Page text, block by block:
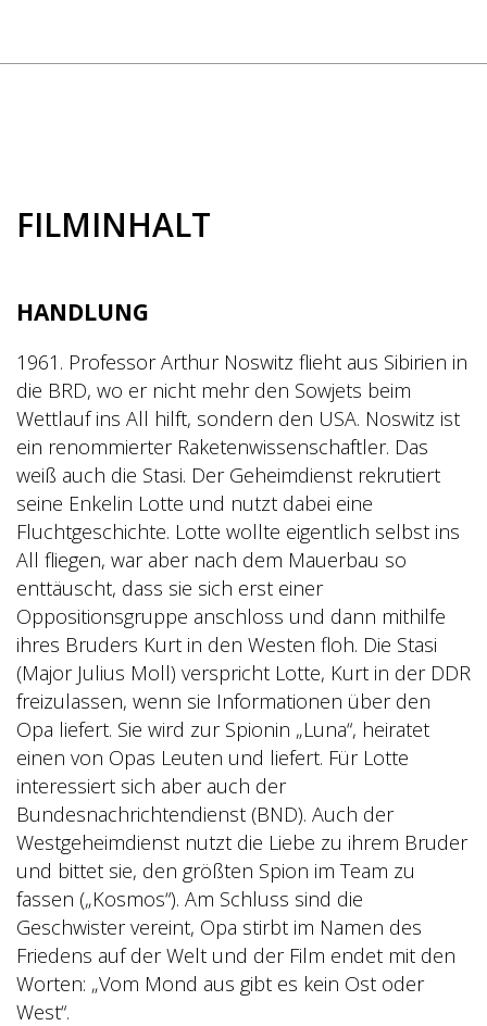
FILMINHALT
HANDLUNG
1961. Professor Arthur Noswitz flieht aus Sibirien in
die BRD, wo er nicht mehr den Sowjets beim
Wettlauf ins All hilft, sondern den USA. Noswitz ist
ein renommierter Raketenwissenschaftler. Das
weiß auch die Stasi. Der Geheimdienst rekrutiert
seine Enkelin Lotte und nutzt dabei eine
Fluchtgeschichte. Lotte wollte eigentlich selbst ins
All fliegen, war aber nach dem Mauerbau so
enttäuscht, dass sie sich erst einer
Oppositionsgruppe anschloss und dann mithilfe
ihres Bruders Kurt in den Westen floh. Die Stasi
(Major Julius Moll) verspricht Lotte, Kurt in der DDR
freizulassen, wenn sie Informationen über den
Opa liefert. Sie wird zur Spionin „Luna“, heiratet
einen von Opas Leuten und liefert. Für Lotte
interessiert sich aber auch der
Bundesnachrichtendienst (BND). Auch der
Westgeheimdienst nutzt die Liebe zu ihrem Bruder
und bittet sie, den größten Spion im Team zu
fassen („Kosmos“). Am Schluss sind die
Geschwister vereint, Opa stirbt im Namen des
Friedens auf der Welt und der Film endet mit den
Worten: „Vom Mond aus gibt es kein Ost oder
West“.